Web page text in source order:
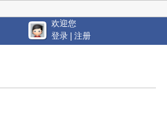
欢迎您
登录
注册